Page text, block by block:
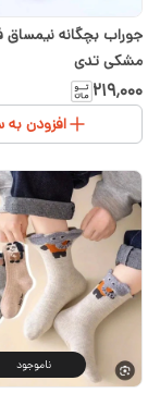
جوراب بچگانه نیمساق
مشکی تدی
۲۱۹٬۰۰۰
افزودن به
ناموجود